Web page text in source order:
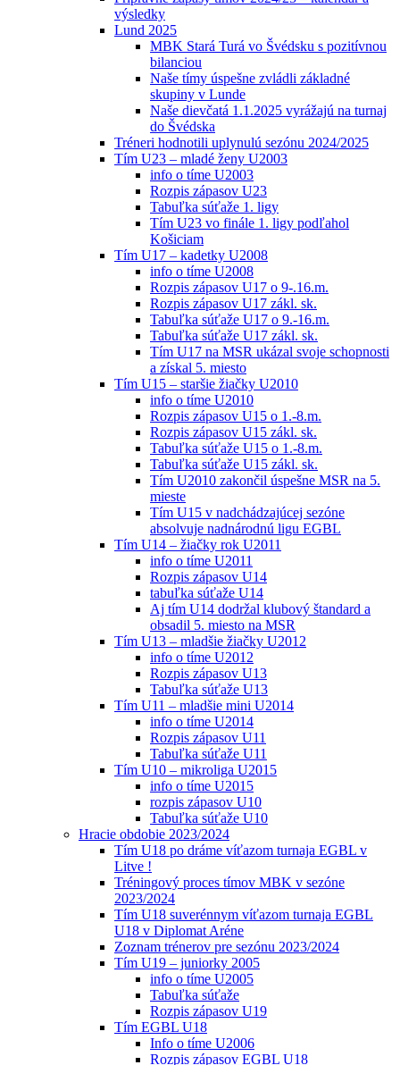
výsledky
Lund 2025
MBK Stará Turá vo Švédsku s pozitívnou
bilanciou
Naše tímy úspešne zvládli základné
skupiny v Lunde
Naše dievčatá 1.1.2025 vyrážajú na turnaj
do Švédska
Tréneri hodnotili uplynulú sezónu 2024/2025
Tím U23 – mladé ženy U2003
info o tíme U2003
Rozpis zápasov U23
Tabuľka súťaže 1. ligy
Tím U23 vo finále 1. ligy podľahol
Košiciam
Tím U17 – kadetky U2008
info o tíme U2008
Rozpis zápasov U17 o 9-.16.m.
Rozpis zápasov U17 zákl. sk.
Tabuľka súťaže U17 o 9.-16.m.
Tabuľka súťaže U17 zákl. sk.
Tím U17 na MSR ukázal svoje schopnosti
a získal 5. miesto
Tím U15 – staršie žiačky U2010
info o tíme U2010
Rozpis zápasov U15 o 1.-8.m.
Rozpis zápasov U15 zákl. sk.
Tabuľka súťaže U15 o 1.-8.m.
Tabuľka súťaže U15 zákl. sk.
Tím U2010 zakončil úspešne MSR na 5.
mieste
Tím U15 v nadchádzajúcej sezóne
absolvuje nadnárodnú ligu EGBL
Tím U14 – žiačky rok U2011
info o tíme U2011
Rozpis zápasov U14
tabuľka súťaže U14
Aj tím U14 dodržal klubový štandard a
obsadil 5. miesto na MSR
Tím U13 – mladšie žiačky U2012
info o tíme U2012
Rozpis zápasov U13
Tabuľka súťaže U13
Tím U11 – mladšie mini U2014
info o tíme U2014
Rozpis zápasov U11
Tabuľka súťaže U11
Tím U10 – mikroliga U2015
info o tíme U2015
rozpis zápasov U10
Tabuľka súťaže U10
Hracie obdobie 2023/2024
Tím U18 po dráme víťazom turnaja EGBL v
Litve !
Tréningový proces tímov MBK v sezóne
2023/2024
Tím U18 suverénnym víťazom turnaja EGBL
U18 v Diplomat Aréne
Zoznam trénerov pre sezónu 2023/2024
Tím U19 – juniorky 2005
info o tíme U2005
Tabuľka súťaže
Rozpis zápasov U19
Tím EGBL U18
Info o tíme U2006
Rozpis zápasov EGBL U18